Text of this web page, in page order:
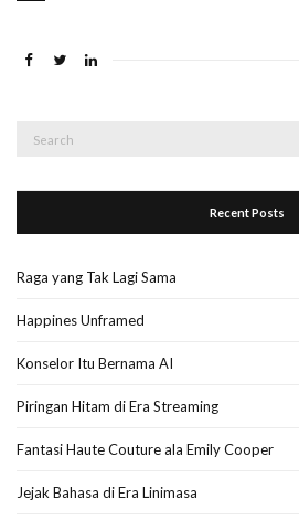
Recent Posts
Raga yang Tak Lagi Sama
Happines Unframed
Konselor Itu Bernama AI
Piringan Hitam di Era Streaming
Fantasi Haute Couture ala Emily Cooper
Jejak Bahasa di Era Linimasa